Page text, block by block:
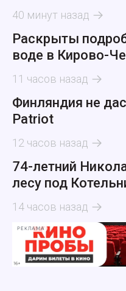
40 минут назад
Раскрыты
воде в Кирово-
11 часов назад
Финляндия не
Patriot
12 часов назад
74-летний
лесу под
14 часов назад
РЕКЛАМА